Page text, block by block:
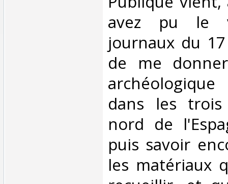
avez pu le
journaux du
de me
dans les
nord de
puis savoir
les matériaux